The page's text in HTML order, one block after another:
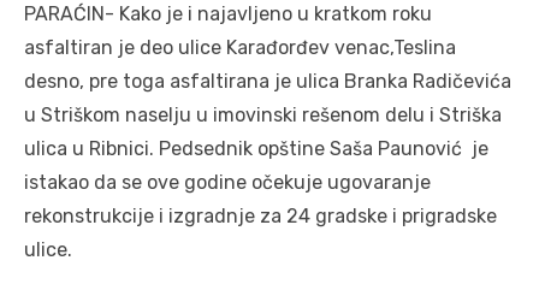
PARAĆIN- Kako je i najavljeno u kratkom roku
asfaltiran je deo ulice Karađorđev venac,Teslina
desno, pre toga asfaltirana je ulica Branka Radičevića
u Striškom naselju u imovinski rešenom delu i Striška
ulica u Ribnici. Pedsednik opštine Saša Paunović je
istakao da se ove godine očekuje ugovaranje
rekonstrukcije i izgradnje za 24 gradske i prigradske
ulice.